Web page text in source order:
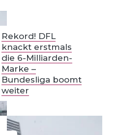
Rekord! DFL
knackt erstmals
die 6-Milliarden-
Marke –
Bundesliga boomt
weiter